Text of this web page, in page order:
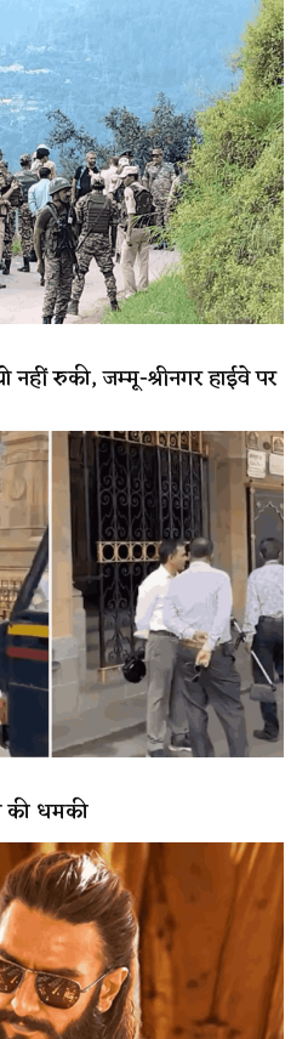
नहीं रुकी, जम्मू-श्रीनगर हाईवे पर
की धमकी